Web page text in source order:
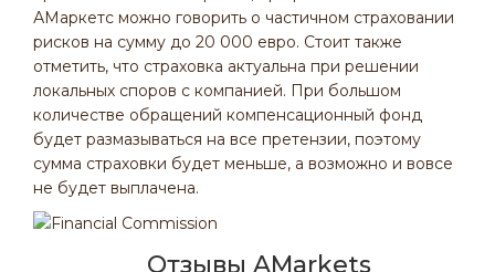
АМаркетс можно говорить о частичном страховании
рисков на сумму до 20 000 евро. Стоит также
отметить, что страховка актуальна при решении
локальных споров с компанией. При большом
количестве обращений компенсационный фонд
будет размазываться на все претензии, поэтому
сумма страховки будет меньше, а возможно и вовсе
не будет выплачена.
Отзывы AMarkets